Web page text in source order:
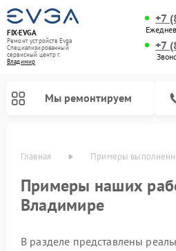
FIX-EVGA
Ремонт устройств Evga
Специализированный
cервисный центр г.
Владимир
+7
+7
Мы ремонтируем
Главная Примеры
Примеры наших
Владимире
В разделе представлены